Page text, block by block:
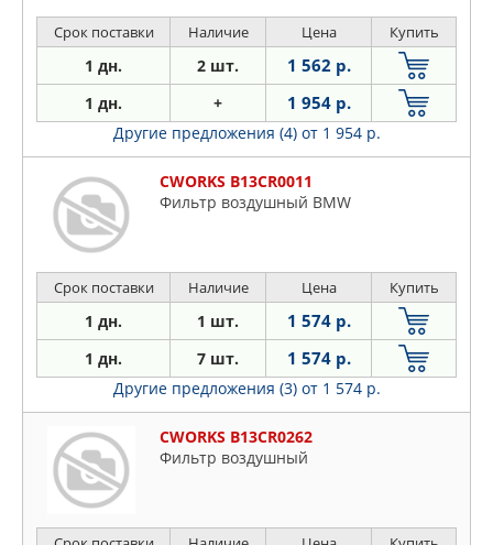
Срок поставки Наличие Цена Купить
1 дн. 2 шт. 1 562 р.
1 дн. + 1 954 р.
Другие предложения (4) от 1 954 р.
CWORKS B13CR0011
Фильтр воздушный BMW
Срок поставки Наличие Цена Купить
1 дн. 1 шт. 1 574 р.
1 дн. 7 шт. 1 574 р.
Другие предложения (3) от 1 574 р.
CWORKS B13CR0262
Фильтр воздушный